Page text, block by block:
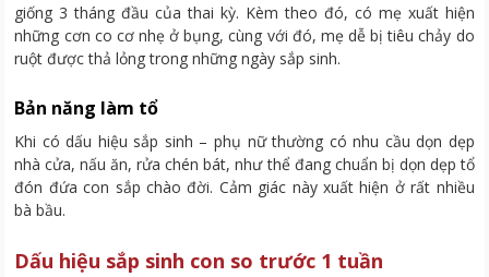
giống 3 tháng đầu của thai kỳ. Kèm theo đó, có mẹ xuất hiện
những cơn co cơ nhẹ ở bụng, cùng với đó, mẹ dễ bị tiêu chảy do
ruột được thả lỏng trong những ngày sắp sinh.
Bản năng làm tổ
Khi có dấu hiệu sắp sinh – phụ nữ thường có nhu cầu dọn dẹp
nhà cửa, nấu ăn, rửa chén bát, như thể đang chuẩn bị dọn dẹp tổ
đón đứa con sắp chào đời. Cảm giác này xuất hiện ở rất nhiều
bà bầu.
Dấu hiệu sắp sinh con so trước 1 tuần